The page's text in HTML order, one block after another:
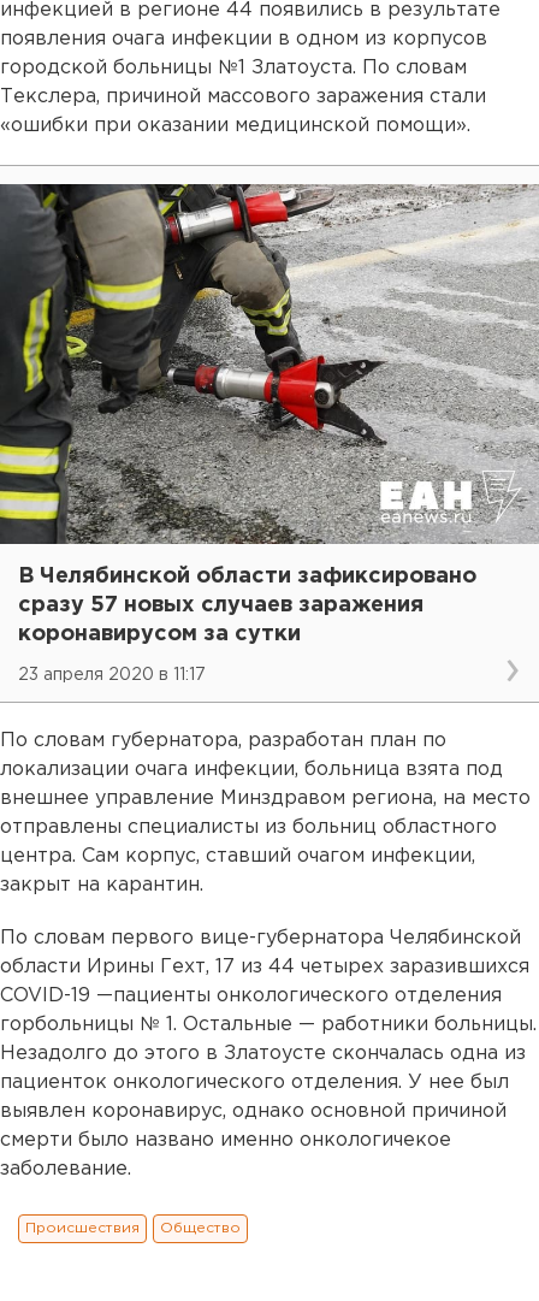
инфекцией в регионе 44 появились в результате
появления очага инфекции в одном из корпусов
городской больницы №1 Златоуста. По словам
Текслера, причиной массового заражения стали
«ошибки при оказании медицинской помощи».
В Челябинской области зафиксировано
сразу 57 новых случаев заражения
коронавирусом за сутки
23 апреля 2020 в 11:17
По словам губернатора, разработан план по
локализации очага инфекции, больница взята под
внешнее управление Минздравом региона, на место
отправлены специалисты из больниц областного
центра. Сам корпус, ставший очагом инфекции,
закрыт на карантин.
По словам первого вице-губернатора Челябинской
области Ирины Гехт, 17 из 44 четырех заразившихся
COVID-19 —пациенты онкологического отделения
горбольницы № 1. Остальные — работники больницы.
Незадолго до этого в Златоусте скончалась одна из
пациенток онкологического отделения. У нее был
выявлен коронавирус, однако основной причиной
смерти было названо именно онкологичекое
заболевание.
Происшествия Общество